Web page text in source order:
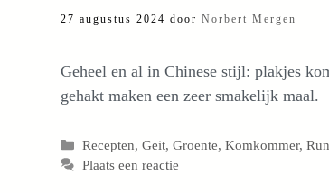
27 augustus 2024 door Norbert Mergen
Geheel en al in Chinese stijl: plakjes
gehakt maken een zeer smakelijk maal.
Categorieën
Recepten,Geit,Groente,Komkommer,
Plaats een reactie